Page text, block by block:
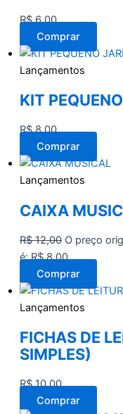
R$6,00
Comprar
Lançamentos
KIT
R$8,00
Comprar
Lançamentos
CAIXA
R$12,00 O preço
é: R$ 8,00.
Comprar
Lançamentos
FICHAS DE
SIMPLES)
R$10,00
Comprar